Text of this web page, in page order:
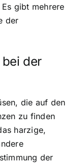
gibt mehrere
der
der
die auf den
zu finden
harzige,
der